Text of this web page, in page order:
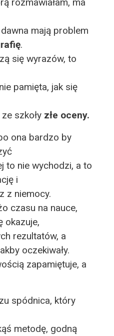
mają problem
.
się wyrazów, to
pamięta, jak się
szkoły złe oceny.
ona bardzo by
to nie wychodzi, a to
i
z niemocy.
czasu na nauce,
okazuje,
rezultatów, a
oczekiwały.
zapamiętuje, a
spódnica, który
metodę, godną